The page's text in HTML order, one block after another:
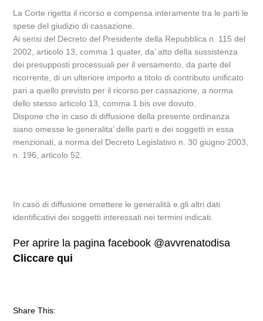
La Corte rigetta il ricorso e compensa interamente tra le parti le
spese del giudizio di cassazione.
Ai sensi del Decreto del Presidente della Repubblica n. 115 del
2002, articolo 13, comma 1 quater, da’ atto della sussistenza
dei presupposti processuali per il versamento, da parte del
ricorrente, di un ulteriore importo a titolo di contributo unificato
pari a quello previsto per il ricorso per cassazione, a norma
dello stesso articolo 13, comma 1 bis ove dovuto.
Dispone che in caso di diffusione della presente ordinanza
siano omesse le generalita’ delle parti e dei soggetti in essa
menzionati, a norma del Decreto Legislativo n. 30 giugno 2003,
n. 196, articolo 52.
In caso di diffusione omettere le generalità e gli altri dati
identificativi dei soggetti interessati nei termini indicati.
Per aprire la pagina facebook @avvrenatodisa
Cliccare qui
Share This: